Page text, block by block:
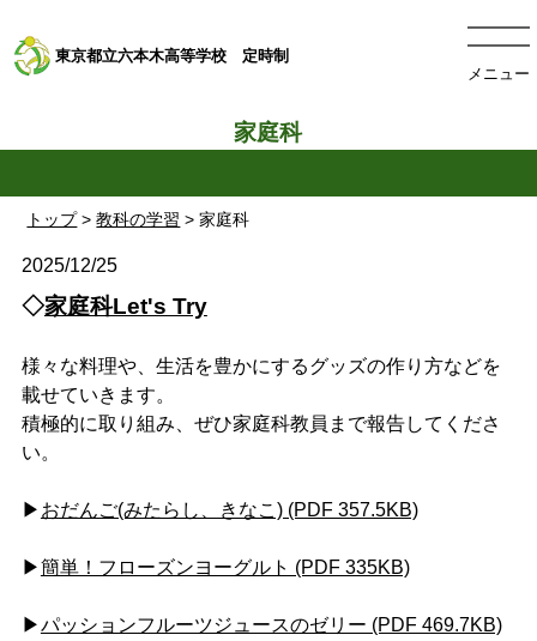
東京都立六本木高等学校 定時制
メニュー
トップ>教科の学習 > 家庭科
家庭科
2025/12/25
◇家庭科Let's Try
様々な料理や、生活を豊かにするグッズの作り方などを
載せていきます。
積極的に取り組み、ぜひ家庭科教員まで報告してくださ
い。
▶ おだんご(みたらし、きなこ) (PDF 357.5KB)
▶簡単！フローズンヨーグルト (PDF 335KB)
▶パッションフルーツジュースのゼリー (PDF 469.7KB)